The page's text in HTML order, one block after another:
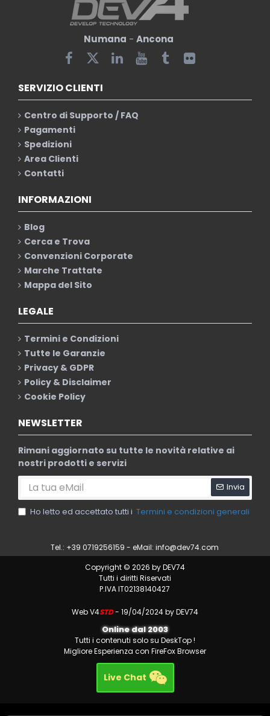
Numana - Ancona
SERVIZIO CLIENTI
Centro di Supporto / FAQ
Pagamenti
Spedizioni
Area Clienti
Contatti
INFORMAZIONI
Blog
Cerca e Trova
Convenzioni Corporate
Marche Trattate
Mappa del Sito
LEGALE
Termini e Condizioni
Tutte le Garanzie
Privacy & GDPR
Policy & Disclaimer
Cookie Policy
NEWSLETTER
Rimani aggiornato su tutte le novità relative ai
nostri prodotti e servizi
Invia
Ho letto ed accettato tutti i Termini e condizioni generali
Tel.: +39 0719256159 - eMail:info@dev74.com
Copyright © 2026 by DEV74
Tutti i diritti Riservati
P.IVA IT02138140427
Web V4STD- 19/04/2024 by DEV74
Online dal 2003
Tutti i contenuti solo su DeskTop !
Migliore Esperienza con FireFox Browser
Live Chat